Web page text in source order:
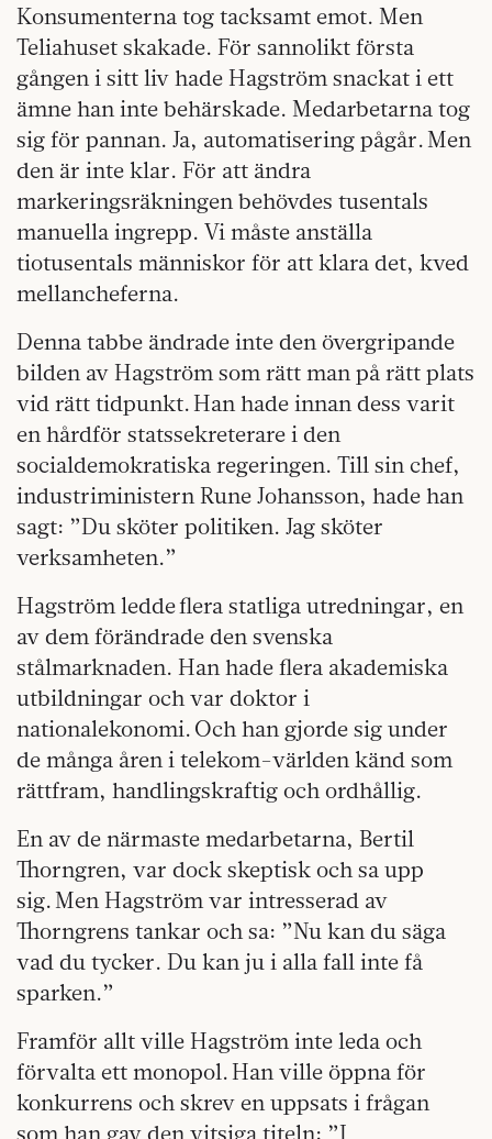
Konsumenterna tog tacksamt emot. Men
Teliahuset skakade. För sannolikt första
gången i sitt liv hade Hagström snackat i ett
ämne han inte behärskade. Medarbetarna tog
sig för pannan. Ja, automatisering pågår. Men
den är inte klar. För att ändra
markeringsräkningen behövdes tusentals
manuella ingrepp. Vi måste anställa
tiotusentals människor för att klara det, kved
mellancheferna.
Denna tabbe ändrade inte den övergripande
bilden av Hagström som rätt man på rätt plats
vid rätt tidpunkt. Han hade innan dess varit
en hårdför statssekreterare i den
socialdemokratiska regeringen. Till sin chef,
industriministern Rune Johansson, hade han
sagt: ”Du sköter politiken. Jag sköter
verksamheten.”
Hagström ledde flera statliga utredningar, en
av dem förändrade den svenska
stålmarknaden. Han hade flera akademiska
utbildningar och var doktor i
nationalekonomi. Och han gjorde sig under
de många åren i telekom-världen känd som
rättfram, handlingskraftig och ordhållig.
En av de närmaste medarbetarna, Bertil
Thorngren, var dock skeptisk och sa upp
sig. Men Hagström var intresserad av
Thorngrens tankar och sa: ”Nu kan du säga
vad du tycker. Du kan ju i alla fall inte få
sparken.”
Framför allt ville Hagström inte leda och
förvalta ett monopol. Han ville öppna för
konkurrens och skrev en uppsats i frågan
som han gav den vitsiga titeln: ”I